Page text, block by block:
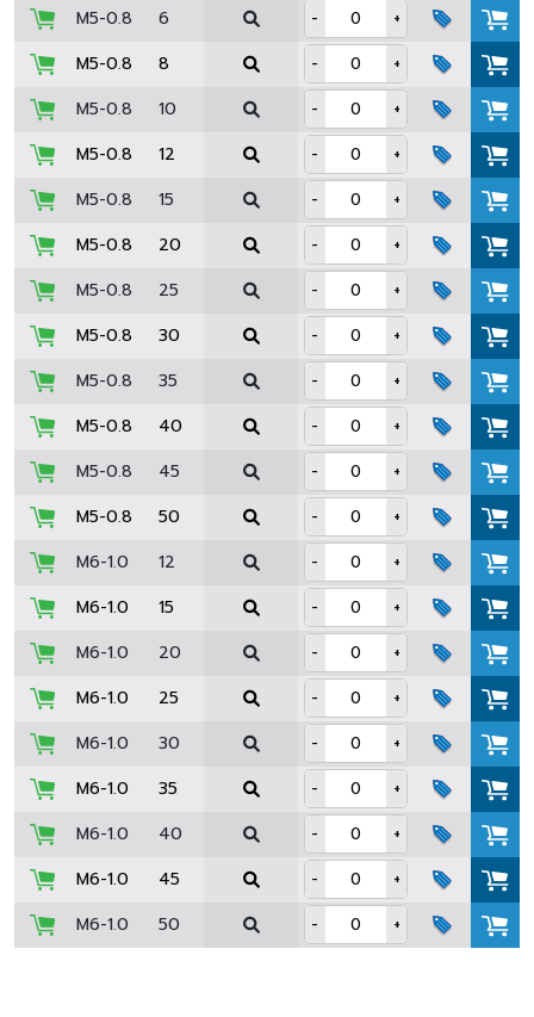
M5-0.8 6 -
+
M5-0.8
8 -
+
M5-0.8
10 -
+
M5-0.8
12 -
+
M5-0.8
15 -
+
M5-0.8
20 -
+
M5-0.8
25 -
+
M5-0.8
30 -
+
M5-0.8
35 -
+
M5-0.8
40 -
+
M5-0.8
45 -
+
M5-0.8
50 -
+
M6-1.0
12 -
+
M6-1.0
15 -
+
M6-1.0
20 -
+
M6-1.0
25 -
+
M6-1.0
30 -
+
M6-1.0
35 -
+
M6-1.0
40 -
+
M6-1.0
45 -
+
M6-1.0
50 - +